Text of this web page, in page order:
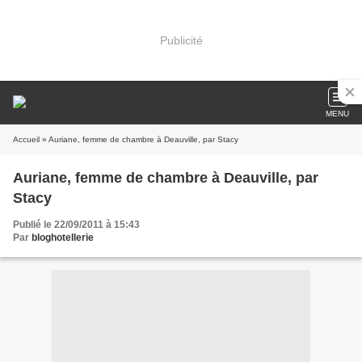
Publicité
MENU
Accueil » Auriane, femme de chambre à Deauville, par Stacy
Auriane, femme de chambre à Deauville, par
Stacy
Publié le 22/09/2011 à 15:43
Par bloghotellerie